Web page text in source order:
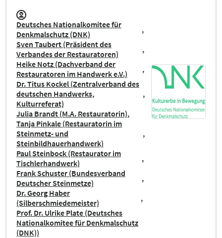
Deutsches Nationalkomitee für
Denkmalschutz (DNK)
Sven Taubert (Präsident des
Verbandes der Restauratoren)
Heike Notz (Dachverband der
Restauratoren im Handwerk e.V.)
Dr. Titus Kockel (Zentralverband des
deutschen Handwerks,
Kulturreferat)
Julia Brandt (M.A. Restauratorin)
Tanja Pinkale (Restauratorin im
Steinmetz- und
Steinbildhauerhandwerk)
Paul Steinbock (Restaurator im
Tischlerhandwerk)
Frank Schuster (Bundesverband
Deutscher Steinmetze)
Dr. Georg Haber
(Silberschmiedemeister)
Prof. Dr. Ulrike Plate (Deutsches
Nationalkomitee für Denkmalschutz
(DNK))